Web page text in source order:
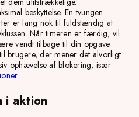
beskyttelse. En tvungen
er lang nok til fuldstændig at
Når timeren er færdig, vil
vendt tilbage til din opgave.
brugere, der mener det alvorligt
ophævelse af blokering, især
.
i aktion